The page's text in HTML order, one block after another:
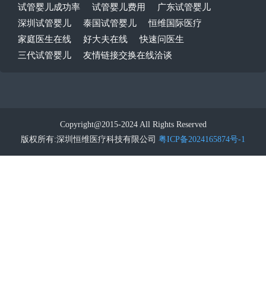
试管婴儿成功率 试管婴儿费用
广东试管婴儿
深圳试管婴儿
泰国试管婴儿
恒维国际医疗
家庭医生在线
好大夫在线
快速问医生
三代试管婴儿
友情链接交换在线洽谈
Copyright@2015-2024 All Rights Reserved
版权所有:深圳恒维医疗科技有限公司 粤ICP备2024165874号-1